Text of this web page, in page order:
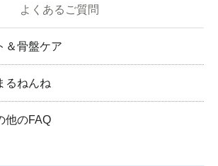
よくあるご質問
＆骨盤ケア
るねんね
他のFAQ